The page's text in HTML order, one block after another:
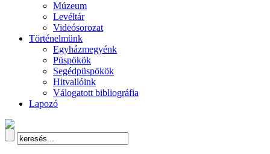
Múzeum
Levéltár
Videósorozat
Történelmünk
Egyházmegyénk
Püspökök
Segédpüspökök
Hitvallóink
Válogatott bibliográfia
Lapozó